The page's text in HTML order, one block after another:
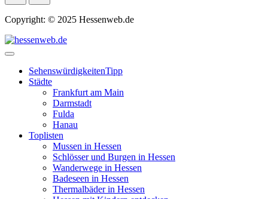
Copyright: © 2025 Hessenweb.de
SehenswürdigkeitenTipp
Städte
Frankfurt am Main
Darmstadt
Fulda
Hanau
Toplisten
Mussen in Hessen
Schlösser und Burgen in Hessen
Wanderwege in Hessen
Badeseen in Hessen
Thermalbäder in Hessen